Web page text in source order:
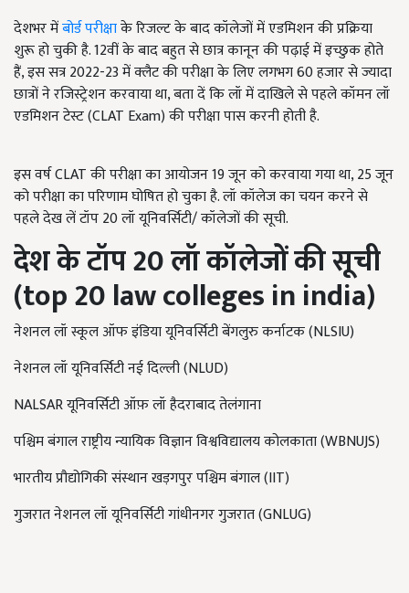
देशभर मेंबोर्ड परीक्षाके रिजल्ट के बाद कॉलेजों में एडमिशन की प्रक्रिया
शुरू हो चुकी है. 12वीं के बाद बहुत से छात्र कानून की पढ़ाई में इच्छुक होते
हैं, इस सत्र 2022-23 में क्लैट की परीक्षा के लिए लगभग 60 हजार से ज्यादा
छात्रों ने रजिस्ट्रेशन करवाया था, बता दें कि लॉ में दाखिले से पहले कॉमन लॉ
एडमिशन टेस्ट (CLAT Exam)की परीक्षा पास करनी होती है.
इस वर्षCLATकी परीक्षा का आयोजन 19 जून को करवाया गया था, 25 जून
को परीक्षा का परिणाम घोषित हो चुका है. लॉ कॉलेज का चयन करने से
पहले देख लें टॉप 20 लॉ यूनिवर्सिटी/ कॉलेजों की सूची.
देश के टॉप 20 लॉ कॉलेजों की सूची
(top 20 law colleges in india)
नेशनल लॉ स्कूल ऑफ इंडिया यूनिवर्सिटी बेंगलुरु कर्नाटक (NLSIU)
नेशनल लॉ यूनिवर्सिटी नई दिल्ली(NLUD)
NALSARयूनिवर्सिटी ऑफ़ लॉ हैदराबाद तेलंगाना
पश्चिम बंगाल राष्ट्रीय न्यायिक विज्ञान विश्वविद्यालय कोलकाता(WBNUJS)
भारतीय प्रौद्योगिकी संस्थान खड़गपुर पश्चिम बंगाल(IIT)
गुजरात नेशनल लॉ यूनिवर्सिटी गांधीनगर गुजरात(GNLUG)